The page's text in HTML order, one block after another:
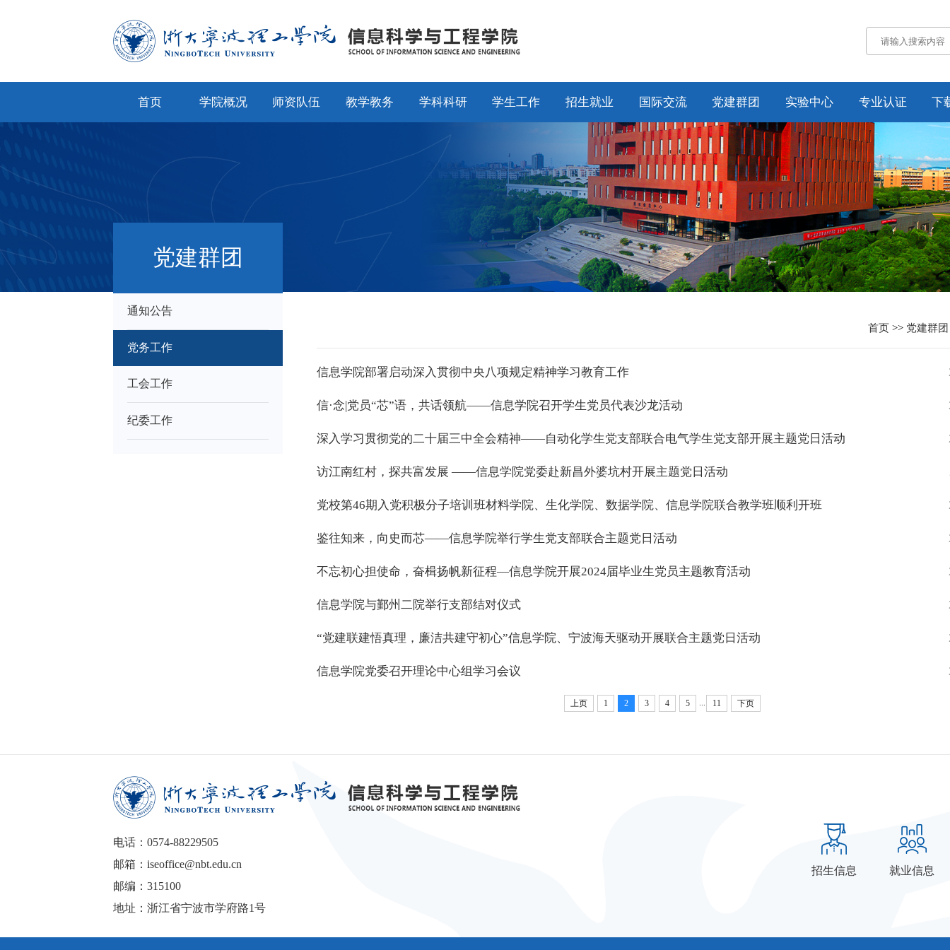
首页 学院概况
机构设置
师资队伍 教学教务
专业设置
学科科研
通知公告
科研动态
学生工作
学工动态
学科竞赛
招生就业
招生工作
就业工作
校友工作
国际交流
通知公告
交流动态
合作项目
党建群团
通知公告
党务工作
工会工作
纪委工作
实验中心 专业认证
认证概况
工作动态
培养方案
规章制度
下
资
党建群团
通知公告
党务工作
工会工作
纪委工作
首页 >> 党建群团
信息学院部署启动深入贯彻中央八项规定精神学习教育工作
信·念|党员“芯”语，共话领航——信息学院召开学生党员代表沙龙活动
深入学习贯彻党的二十届三中全会精神——自动化学生党支部联合电气学生党支部开展主题党日活动
访江南红村，探共富发展 ——信息学院党委赴新昌外婆坑村开展主题党日活动
党校第46期入党积极分子培训班材料学院、生化学院、数据学院、信息学院联合教学班顺利开班
鉴往知来，向史而芯——信息学院举行学生党支部联合主题党日活动
不忘初心担使命，奋楫扬帆新征程—信息学院开展2024届毕业生党员主题教育活动
信息学院与鄞州二院举行支部结对仪式
“党建联建悟真理，廉洁共建守初心”信息学院、宁波海天驱动开展联合主题党日活动
信息学院党委召开理论中心组学习会议
上页 1 2 3 4 5 11 下页
电话：0574-88229505
邮箱：iseoffice@nbt.edu.cn
邮编：315100
地址：浙江省宁波市学府路1号
招生信息 就业信息